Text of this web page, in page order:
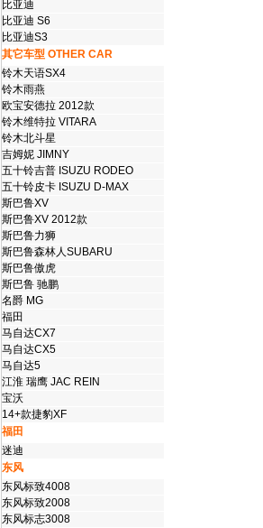
比亚迪
比亚迪 S6
比亚迪S3
其它车型 OTHER CAR
铃木天语SX4
铃木雨燕
欧宝安德拉 2012款
铃木维特拉 VITARA
铃木北斗星
吉姆妮 JIMNY
五十铃吉普 ISUZU RODEO
五十铃皮卡 ISUZU D-MAX
斯巴鲁XV
斯巴鲁XV 2012款
斯巴鲁力狮
斯巴鲁森林人SUBARU
斯巴鲁傲虎
斯巴鲁 驰鹏
名爵 MG
福田
马自达CX7
马自达CX5
马自达5
江淮 瑞鹰 JAC REIN
宝沃
14+款捷豹XF
福田
迷迪
东风
东风标致4008
东风标致2008
东风标志3008